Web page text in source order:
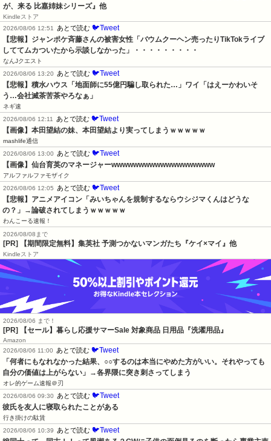
が、来る 比嘉姉妹シリーズ』他
Kindleストア
2026/08/06 12:51
あとで読む 🐦Tweet
【悲報】ジャンポケ斉藤さんの被害女性「バウムクーヘン売ったりTikTokライブ
しててムカついたから示談しなかった」・・・・・・・・・
なんJクエスト
2026/08/06 13:20
あとで読む 🐦Tweet
【悲報】積水ハウス「地面師に55億円騙し取られた…」ワイ「はえーかわいそ
う…会社滅茶苦茶やろなぁ」
ネギ速
2026/08/06 12:11
あとで読む 🐦Tweet
【画像】本田望結の妹、本田望結より実ってしまうｗｗｗｗｗ
mashlife通信
2026/08/06 13:00
あとで読む 🐦Tweet
【画像】仙台育英のマネージャーwwwwwwwwwwwwwwwwwww
アルファルファモザイク
2026/08/06 12:05
あとで読む 🐦Tweet
【悲報】アニメアイコン「みいちゃんを規制するならウシジマくんはどうな
の？」→論破されてしまうｗｗｗｗｗ
わんこーる速報！
2026/08/08まで
[PR] 【期間限定無料】集英社 予測つかないマンガたち『ケイ×マイ』他
Kindleストア
2026/08/06 まで！
[PR] 【セール】暮らし応援サマーSale 対象商品 日用品『洗濯用品』
Amazon
2026/08/06 11:00 あとで読む 🐦Tweet
「何者にもなれなかった結果、○○するのは本当にやめた方がいい。それやっても
自分の価値は上がらない」→各界隈に突き刺さってしまう
オレ的ゲーム速報＠刃
2026/08/06 09:30 あとで読む 🐦Tweet
彼氏を友人に寝取られたことがある
行き掛けの駄賃
2026/08/06 10:39 あとで読む 🐦Tweet